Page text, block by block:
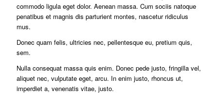
commodo ligula eget dolor. Aenean massa. Cum sociis natoque
penatibus et magnis dis parturient montes, nascetur ridiculus
mus.
Donec quam felis, ultricies nec, pellentesque eu, pretium quis,
sem.
Nulla consequat massa quis enim. Donec pede justo, fringilla vel,
aliquet nec, vulputate eget, arcu. In enim justo, rhoncus ut,
imperdiet a, venenatis vitae, justo.